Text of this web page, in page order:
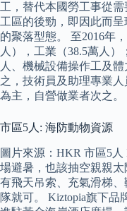
工，替代本國勞工事從
工區的後勁，即因此而
的聚落型態。 至2016年
人），工業（38.5萬人
人、機械設備操作工及
之，技術員及助理專業
為主，自營做業者次之。
市區5人: 海防動物資源
圖片來源：HKR 市區5人
場避暑，也該抽空親親太
有飛天吊索、充氣滑梯
隊就可。 Kiztopia旗下品